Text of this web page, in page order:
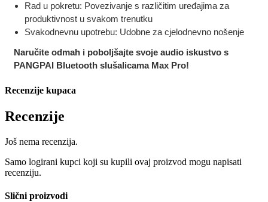
Rad u pokretu: Povezivanje s različitim uređajima za
produktivnost u svakom trenutku
Svakodnevnu upotrebu: Udobne za cjelodnevno nošenje
Naručite odmah i poboljšajte svoje audio iskustvo s
PANGPAI Bluetooth slušalicama Max Pro!
Recenzije kupaca
Recenzije
Još nema recenzija.
Samo logirani kupci koji su kupili ovaj proizvod mogu napisati
recenziju.
Slični proizvodi